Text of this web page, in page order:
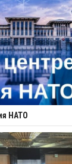
НАТО